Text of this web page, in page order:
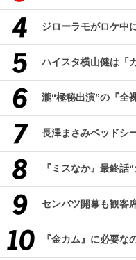
ジローラモがロケ中
ハイスタ横山健は「
瀧“極秘出演”の『全
長澤まさみベッドシ
『ミスなか』最終話
センバツ開幕も観客
『金カム』に必要な